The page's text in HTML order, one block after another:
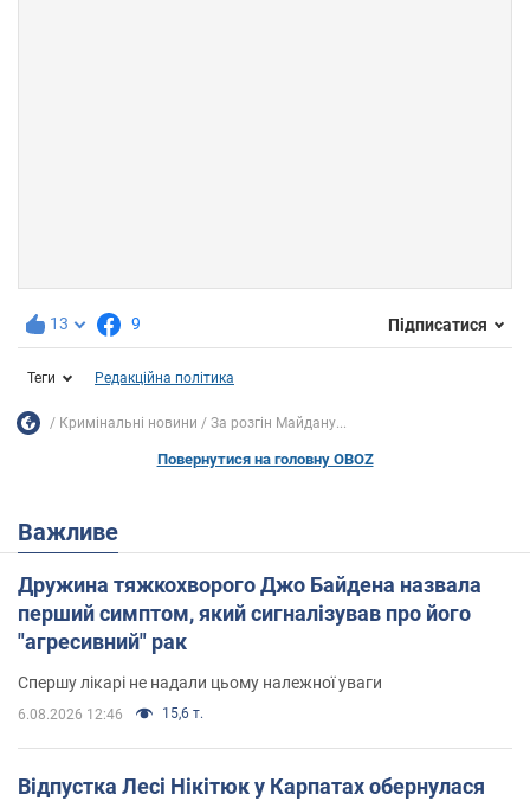
13 9 Підписатися
Теги Редакційна політика
Кримінальні новини За розгін Майдану...
Повернутися на головну OBOZ
Важливе
Дружина тяжкохворого Джо Байдена назвала
перший симптом, який сигналізував про його
"агресивний" рак
Спершу лікарі не надали цьому належної уваги
6.08.2026 12:46 15,6 т.
Відпустка Лесі Нікітюк у Карпатах обернулася